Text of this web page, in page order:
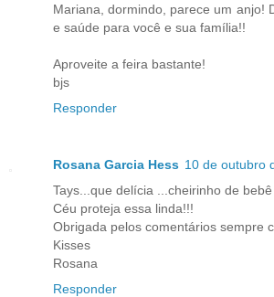
Mariana, dormindo, parece um anjo!
e saúde para você e sua família!!
Aproveite a feira bastante!
bjs
Responder
Rosana Garcia Hess 10 de outubro
Tays...que delícia ...cheirinho de
Céu proteja essa linda!!!
Obrigada pelos comentários sempre
Kisses
Rosana
Responder